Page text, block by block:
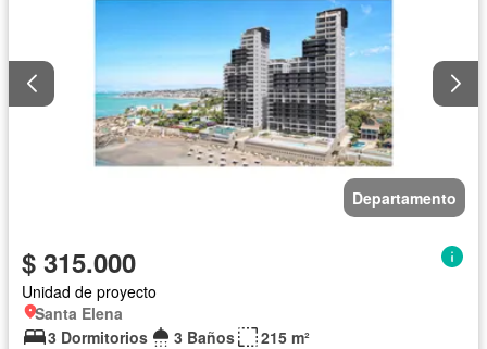
Departamento
$ 315.000
Unidad de proyecto
Santa Elena
3 Dormitorios
3 Baños
215 m²